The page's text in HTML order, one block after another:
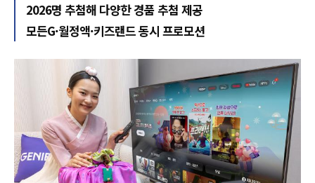
2026명 추첨해 다양한 경품 추첨 제공
모든G·월정액·키즈랜드 동시 프로모션